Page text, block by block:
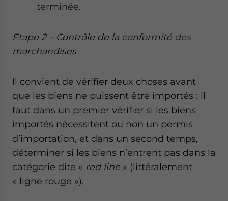
terminée.
Etape 2 – Contrôle de la conformité des
marchandises
Il convient de vérifier deux choses avant
que les biens ne puissent être importés : il
faut dans un premier vérifier si les biens
importés nécessitent ou non un permis
d’importation, et dans un second temps,
déterminer si les biens n’entrent pas dans la
catégorie dite « red line » (littéralement
« ligne rouge »).